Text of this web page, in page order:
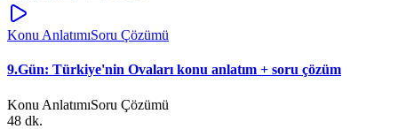
Konu AnlatımıSoru Çözümü
9.Gün: Türkiye'nin Ovaları konu anlatım + soru çözüm
Konu AnlatımıSoru Çözümü
48 dk.